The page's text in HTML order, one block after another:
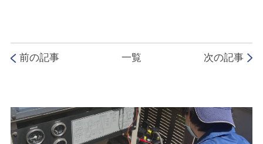
前の記事 一覧 次の記事